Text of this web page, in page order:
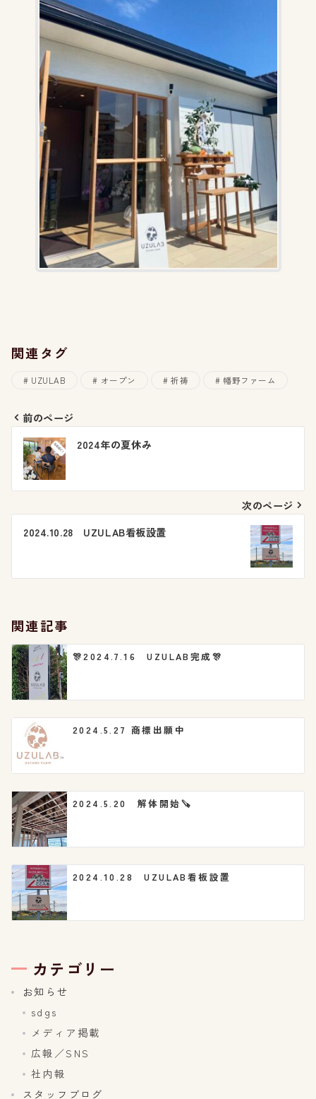
関連タグ
UZULAB オープン 祈祷 幡野ファーム
投
稿
ビ
シ
ョ
ン
前のページ
2024年の夏休み
次のページ
2024.10.28 UZULAB看板設置
関連記事
🎊2024.7.16 UZULAB完成🎊
2024.5.27 商標出願中
2024.5.20 解体開始🪚
2024.10.28 UZULAB看板設置
カテゴリー
お知らせ
sdgs
メディア掲載
広報／SNS
社内報
スタッフブログ